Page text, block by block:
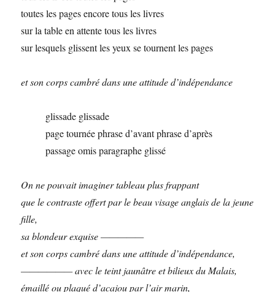
toutes les pages encore tous les livres
sur la table en attente tous les livres
sur lesquels glissent les yeux se tournent les pages
et son corps cambré dans une attitude d’indépendance
glissade glissade
page tournée phrase d’avant phrase d’après
passage omis paragraphe glissé
On ne pouvait imaginer tableau plus frappant
que le contraste offert par le beau visage anglais de la jeune
fille,
sa blondeur exquise —————
et son corps cambré dans une attitude d’indépendance,
—————— avec le teint jaunâtre et bilieux du Malais,
émaillé ou plaqué d’acajou par l’air marin,